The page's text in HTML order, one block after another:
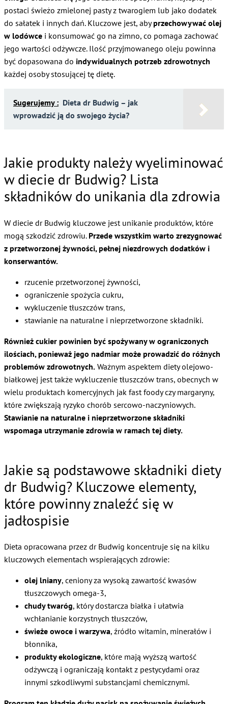
postaci świeżo zmielonej pasty z twarogiem lub jako dodatek
do sałatek i innych dań. Kluczowe jest, abyprzechowywać olej
w lodówce i konsumować go na zimno, co pomaga zachować
jego wartości odżywcze. Ilość przyjmowanego oleju powinna
być dopasowana do indywidualnych potrzeb zdrowotnych
każdej osoby stosującej tę dietę.
Sugerujemy : Dieta dr Budwig – jak
wprowadzić ją do swojego życia?
Jakie produkty należy wyeliminować
w diecie dr Budwig? Lista
składników do unikania dla zdrowia
W diecie dr Budwig kluczowe jest unikanie produktów, które
mogą szkodzić zdrowiu. Przede wszystkim warto zrezygnować
z przetworzonej żywności, pełnej niezdrowych dodatków i
konserwantów.
rzucenie przetworzonej żywności,
ograniczenie spożycia cukru,
wykluczenie tłuszczów trans,
stawianie na naturalne i nieprzetworzone składniki.
Również cukier powinien być spożywany w ograniczonych
ilościach, ponieważ jego nadmiar może prowadzić do różnych
problemów zdrowotnych. Ważnym aspektem diety olejowo-
białkowej jest także wykluczenie tłuszczów trans, obecnych w
wielu produktach komercyjnych jak fast foody czy margaryny,
które zwiększają ryzyko chorób sercowo-naczyniowych.
Stawianie na naturalne i nieprzetworzone składniki
wspomaga utrzymanie zdrowia w ramach tej diety.
Jakie są podstawowe składniki diety
dr Budwig? Kluczowe elementy,
które powinny znaleźć się w
jadłospisie
Dieta opracowana przez dr Budwig koncentruje się na kilku
kluczowych elementach wspierających zdrowie:
olej lniany, ceniony za wysoką zawartość kwasów
tłuszczowych omega-3,
chudy twaróg, który dostarcza białka i ułatwia
wchłanianie korzystnych tłuszczów,
świeże owoce i warzywa, źródło witamin, minerałów i
błonnika,
produkty ekologiczne, które mają wyższą wartość
odżywczą i ograniczają kontakt z pestycydami oraz
innymi szkodliwymi substancjami chemicznymi.